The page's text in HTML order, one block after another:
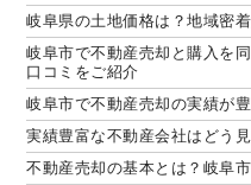
岐阜県の土地価格は？地域密
岐阜市で不動産売却と購入を
口コミをご紹介
岐阜市で不動産売却の実績が
実績豊富な不動産会社はどう
不動産売却の基本とは？岐阜